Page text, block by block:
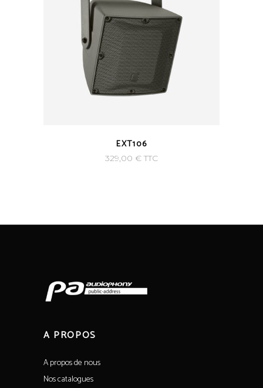
EXT106
329,00 €TTC
A PROPOS
A propos de nous
Nos catalogues